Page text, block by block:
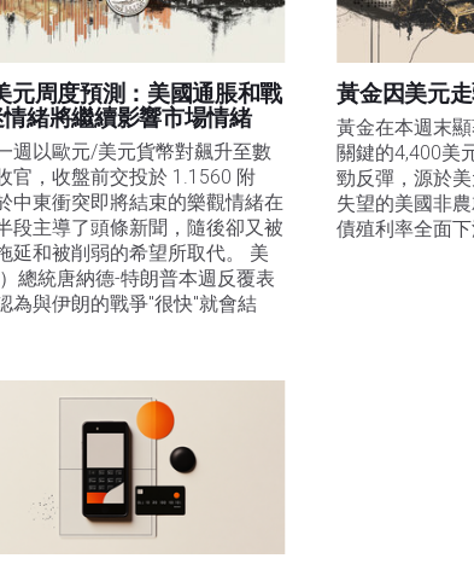
元周度預測：美國通脹和戰
緒將繼續影響市場情緒
週以歐元/美元貨幣對飆升至數
官，收盤前交投於 1.1560 附
中東衝突即將結束的樂觀情緒在
段主導了頭條新聞，隨後卻又被
延和被削弱的希望所取代。 美
總統唐納德-特朗普本週反覆表
為與伊朗的戰爭"很快"就會結
黃金因美元
黃金在本週末
關鍵的4,400美
勁反彈，源於
失望的美國非
債殖利率全面下